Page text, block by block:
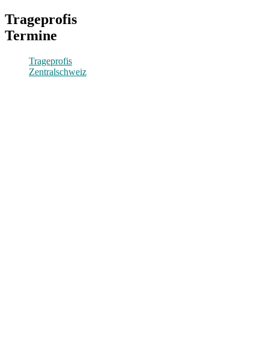
Trageprofis
Termine
Trageprofis
Zentralschweiz